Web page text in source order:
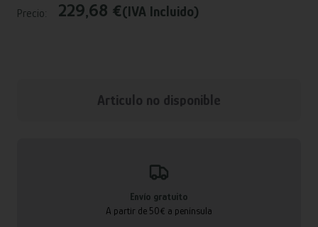
Precio: 229,68 €(IVA Incluido)
Articulo no disponible
Envío gratuito
A partir de 50€ a península